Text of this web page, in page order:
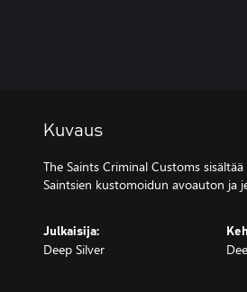
Kuvaus
The Saints Criminal Customs
Saintsien kustomoidun avoauton ja
Julkaisija:
Deep Silver